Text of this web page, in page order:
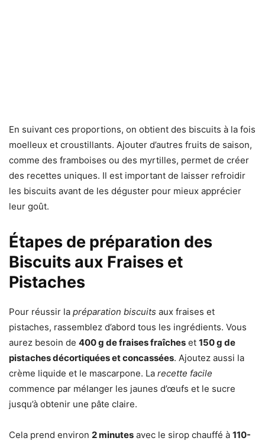
En suivant ces proportions, on obtient des biscuits à la fois
moelleux et croustillants. Ajouter d’autres fruits de saison,
comme des framboises ou des myrtilles, permet de créer
des recettes uniques. Il est important de laisser refroidir
les biscuits avant de les déguster pour mieux apprécier
leur goût.
Étapes de préparation des
Biscuits aux Fraises et
Pistaches
Pour réussir la préparation biscuits aux fraises et
pistaches, rassemblez d’abord tous les ingrédients. Vous
aurez besoin de 400 g de fraises fraîches et 150 g de
pistaches décortiquées et concassées. Ajoutez aussi la
crème liquide et le mascarpone. La recette facile
commence par mélanger les jaunes d’œufs et le sucre
jusqu’à obtenir une pâte claire.
Cela prend environ 2 minutes avec le sirop chauffé à 110-